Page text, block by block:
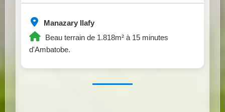
Manazary Ilafy
Beau terrain de 1.818m² à 15 minutes
d'Ambatobe.